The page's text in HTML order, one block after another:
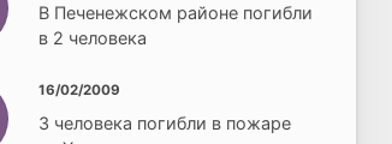
В Печенежском районе погибли
в 2 человека
16/02/2009
3 человека погибли в пожаре